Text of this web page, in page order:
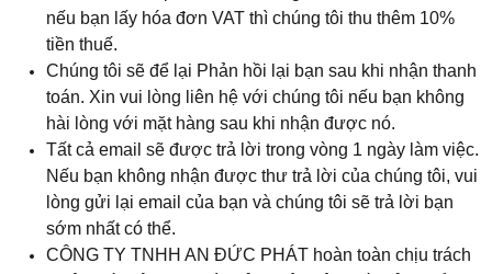
nếu bạn lấy hóa đơn VAT thì chúng tôi thu thêm 10%
tiền thuế.
Chúng tôi sẽ để lại Phản hồi lại bạn sau khi nhận thanh
toán. Xin vui lòng liên hệ với chúng tôi nếu bạn không
hài lòng với mặt hàng sau khi nhận được nó.
Tất cả email sẽ được trả lời trong vòng 1 ngày làm việc.
Nếu bạn không nhận được thư trả lời của chúng tôi, vui
lòng gửi lại email của bạn và chúng tôi sẽ trả lời bạn
sớm nhất có thể.
CÔNG TY TNHH AN ĐỨC PHÁT hoàn toàn chịu trách